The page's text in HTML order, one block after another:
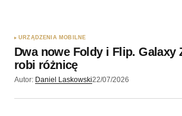
URZĄDZENIA MOBILNE
Dwa nowe Foldy i Flip. Galaxy
robi różnicę
Autor: Daniel Laskowski22/07/2026